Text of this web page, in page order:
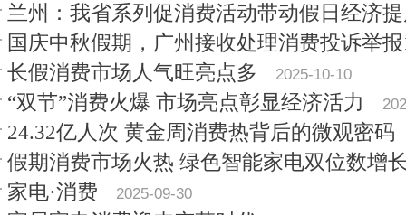
兰州：我省系列促消费活动带动假日经济
国庆中秋假期，广州接收处理消费投诉举
长假消费市场人气旺亮点多
2025-10-10
“双节”消费火爆 市场亮点彰显经济活力
24.32亿人次 黄金周消费热背后的微观密码
假期消费市场火热 绿色智能家电双位数增
家电·消费
2025-09-30